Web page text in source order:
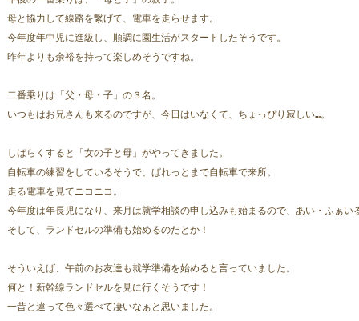
母と協力して線路を繋げて、電車を走らせます。
今年度年中児に進級し、順調に園生活がスタートしたそうです。
昨年よりも余裕を持って楽しめそうですね。
二番乗りは「父・母・子」の３名。
いつもはお兄さんも来るのですが、今日はいなくて、ちょっぴり寂しい…。
しばらくすると「女の子と母」がやってきました。
自転車の練習をしているそうで、ぱれっとまで自転車で来所。
走る電車を見てニコニコ。
今年度は年長児になり、来月は就学相談の申し込みも始まるので、あい・ふぁい
そして、ランドセルの準備も始めるのだとか！
そういえば、午前のお友達も就学準備を始めると言っていました。
何と！新幹線ランドセルを見に行くそうです！
一昔と違って色々選べて凄いなぁと思いました。